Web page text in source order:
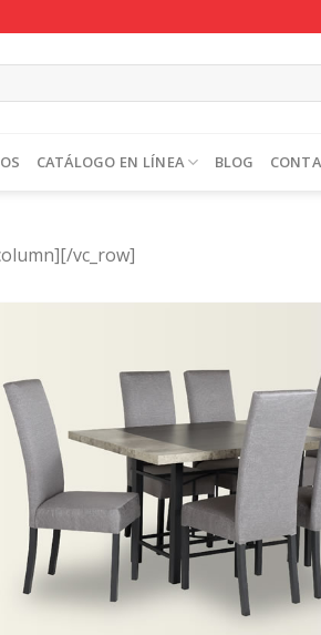
CATÁLOGO EN LÍNEA BLOG
vc_row]